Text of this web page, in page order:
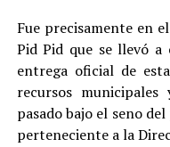
Fue precisamente en
Pid Pid que se llevó
entrega oficial de
recursos
pasado bajo el seno
perteneciente a la